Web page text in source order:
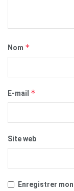
Nom *
E-mail *
Site web
Enregistrer